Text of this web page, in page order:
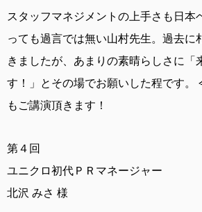
スタッフマネジメントの上手さも日本
っても過言では無い山村先生。過去に
きましたが、あまりの素晴らしさに「
す！」とその場でお願いした程です。
もご講演頂きます！
第４回
ユニクロ初代ＰＲマネージャー
北沢 みさ 様